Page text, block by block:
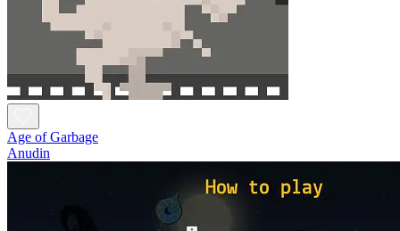
Age of Garbage
Anudin